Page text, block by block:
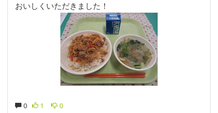
おいしくいただきました！
0 1 0